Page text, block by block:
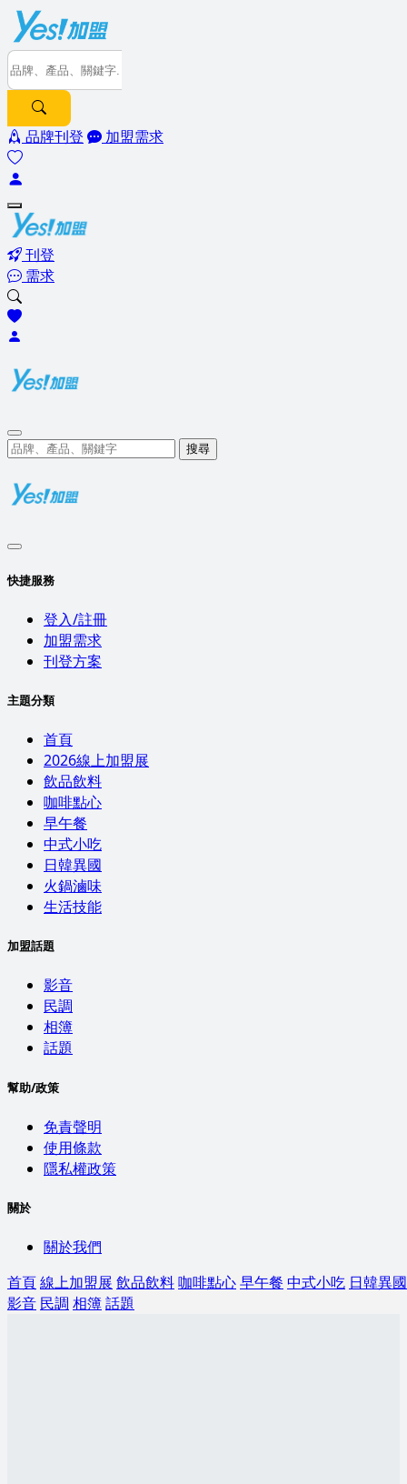
品牌刊登 加盟需求
刊登
需求
搜尋
快捷服務
登入/註冊
加盟需求
刊登方案
主題分類
首頁
2026線上加盟展
飲品飲料
咖啡點心
早午餐
中式小吃
日韓異國
火鍋滷味
生活技能
加盟話題
影音
民調
相簿
話題
幫助/政策
免責聲明
使用條款
隱私權政策
關於
關於我們
首頁線上加盟展 飲品飲料咖啡點心早午餐 中式小吃 日韓異國
影音 民調 相簿話題